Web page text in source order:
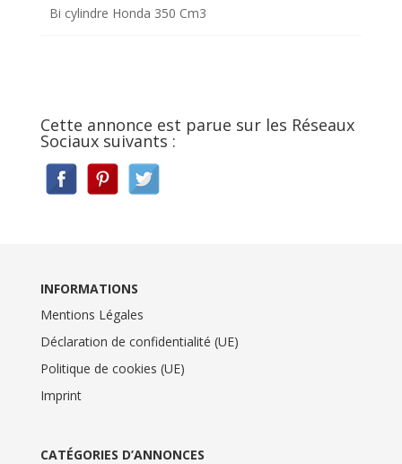
Bi cylindre Honda 350 Cm3
Cette annonce est parue sur les Réseaux
Sociaux suivants :
INFORMATIONS
Mentions Légales
Déclaration de confidentialité (UE)
Politique de cookies (UE)
Imprint
CATÉGORIES D’ANNONCES